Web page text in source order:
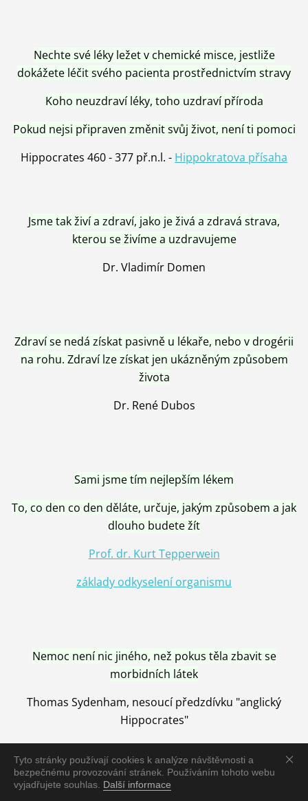
Tyto stránky používají cookies k analýze návštěvnosti a
bezpečnému provozování stránek. Používáním tohoto webu
vyjadřujete souhlas. Další informace
Nechte své léky ležet v chemické misce, jestliže
dokážete léčit svého pacienta prostřednictvím stravy
Koho neuzdraví léky, toho uzdraví příroda
Pokud nejsi připraven změnit svůj život, není ti pomoci
Hippocrates 460 - 377 př.n.l. - Hippokratova přísaha
Jsme tak živí a zdraví, jako je živá a zdravá strava,
kterou se živíme a uzdravujeme
Dr. Vladimír Domen
Zdraví se nedá získat pasivně u lékaře, nebo v drogérii
na rohu. Zdraví lze získat jen ukázněným způsobem
života
Dr. René Dubos
Sami jsme tím nejlepším lékem
To, co den co den děláte, určuje, jakým způsobem a jak
dlouho budete žít
Prof. dr. Kurt Tepperwein
základy odkyselení organismu
Nemoc není nic jiného, než pokus těla zbavit se
morbidních látek
Thomas Sydenham, nesoucí předzdívku "anglický
Hippocrates"
Nemoc je vyléčena jen pomocí Přírody, neutralizací a